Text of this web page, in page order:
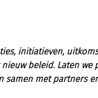
initiatieven,
beleid. Laten we
samen met partners